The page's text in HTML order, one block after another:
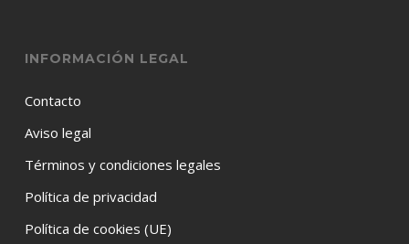
INFORMACIÓN LEGAL
Contacto
Aviso legal
Términos y condiciones legales
Política de privacidad
Política de cookies (UE)